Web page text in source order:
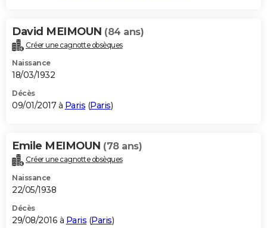
David MEIMOUN (84 ans)
Créer une cagnotte obsèques
Naissance
18/03/1932
Décès
09/01/2017 à Paris (Paris)
Emile MEIMOUN (78 ans)
Créer une cagnotte obsèques
Naissance
22/05/1938
Décès
29/08/2016 à Paris (Paris)